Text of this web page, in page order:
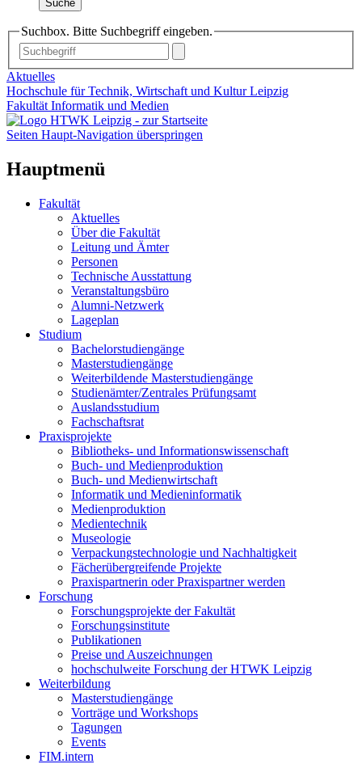
Suche
Suchbox. Bitte Suchbegriff eingeben.
Aktuelles
Hochschule für Technik, Wirtschaft und Kultur Leipzig
Fakultät Informatik und Medien
Seiten Haupt-Navigation überspringen
Hauptmenü
Fakultät
Aktuelles
Über die Fakultät
Leitung und Ämter
Personen
Technische Ausstattung
Veranstaltungsbüro
Alumni-Netzwerk
Lageplan
Studium
Bachelorstudiengänge
Masterstudiengänge
Weiterbildende Masterstudiengänge
Studienämter/Zentrales Prüfungsamt
Auslandsstudium
Fachschaftsrat
Praxisprojekte
Bibliotheks- und Informationswissenschaft
Buch- und Medienproduktion
Buch- und Medienwirtschaft
Informatik und Medieninformatik
Medienproduktion
Medientechnik
Museologie
Verpackungstechnologie und Nachhaltigkeit
Fächerübergreifende Projekte
Praxispartnerin oder Praxispartner werden
Forschung
Forschungsprojekte der Fakultät
Forschungsinstitute
Publikationen
Preise und Auszeichnungen
hochschulweite Forschung der HTWK Leipzig
Weiterbildung
Masterstudiengänge
Vorträge und Workshops
Tagungen
Events
FIM.intern